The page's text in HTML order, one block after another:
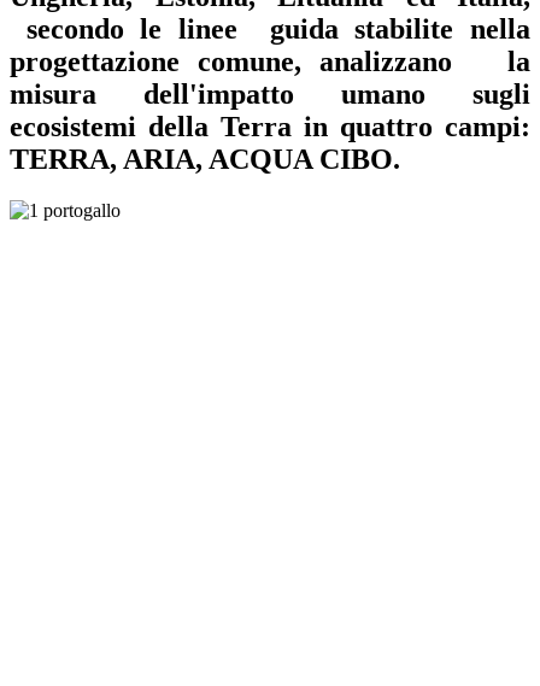
secondo le linee guida stabilite nella
progettazione comune, analizzano la
misura dell'impatto umano sugli
ecosistemi della Terra in quattro campi:
TERRA, ARIA, ACQUA CIBO.